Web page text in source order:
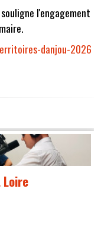
l'engagement
danjou-2026